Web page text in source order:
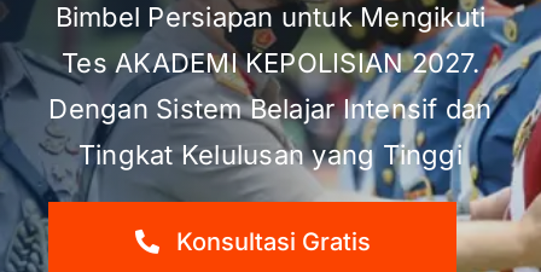
Bimbel Persiapan untuk Mengikuti
Tes AKADEMI KEPOLISIAN 2027.
Dengan Sistem Belajar Intensif dan
Tingkat Kelulusan yang Tinggi
Konsultasi Gratis